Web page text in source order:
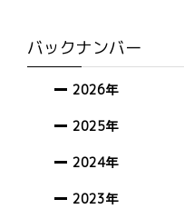
バックナンバー
2026年
2025年
2024年
2023年